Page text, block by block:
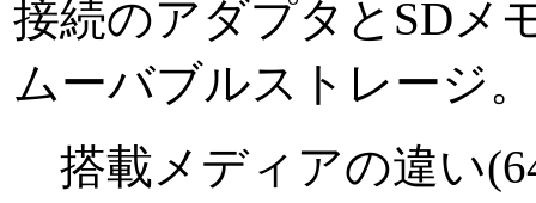
接続のアダプタとSDメ
ムーバブルストレージ
搭載メディアの違い